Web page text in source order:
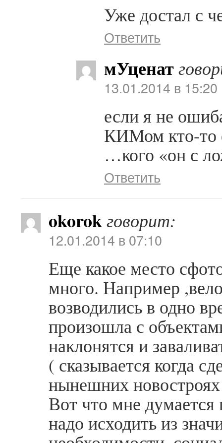
Уже достал с
Ответить
мУценат
13.01.2014 в 15:20
если я не
КИМом кто-то
…кого «он с
Ответить
okorokговорит:
12.01.2014 в 07:10
Еще какое место
много. Например
возводились в одно
произошла с
наклонятся и
( сказывается когда
нынешних
Вот что мне
надо исходить из